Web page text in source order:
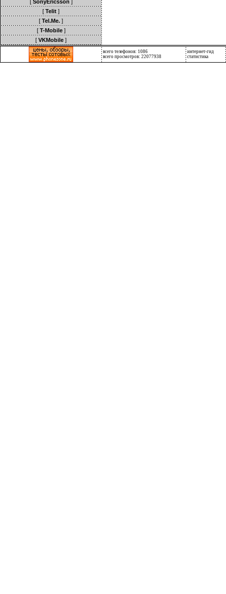
SonyEricsson
[ Telit ]
[ Tel.Me. ]
[ T-Mobile]
[ VKMobile ]
всего телефонов: 1086
всего просмотров: 22077938
интернет-гид
статистика